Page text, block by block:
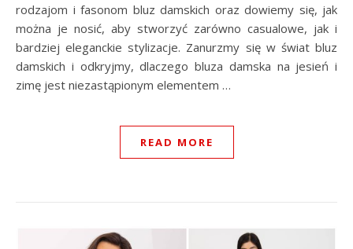
rodzajom i fasonom bluz damskich oraz dowiemy się, jak
można je nosić, aby stworzyć zarówno casualowe, jak i
bardziej eleganckie stylizacje. Zanurzmy się w świat bluz
damskich i odkryjmy, dlaczego bluza damska na jesień i
zimę jest niezastąpionym elementem …
READ MORE